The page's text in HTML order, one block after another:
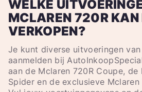
WELKE
MCLAREN 720R KAN
VERKOPEN?
Je kunt diverse uitvoeringen
aanmelden bij
aan de Mclaren 720R Coupe, de
Spider en de exclusieve Mclaren